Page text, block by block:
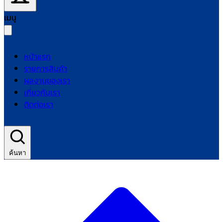
เมนู
หน้าแรก
รายการสินค้า
ผลงานของเรา
เกี่ยวกับเรา
ติดต่อเรา
ค้นหา